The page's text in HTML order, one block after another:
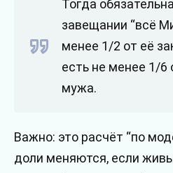
Тогда
завещании “всё
менее 1/2 от её
есть не менее 1/6
мужа.
Важно: это расчёт “по
доли меняются, если